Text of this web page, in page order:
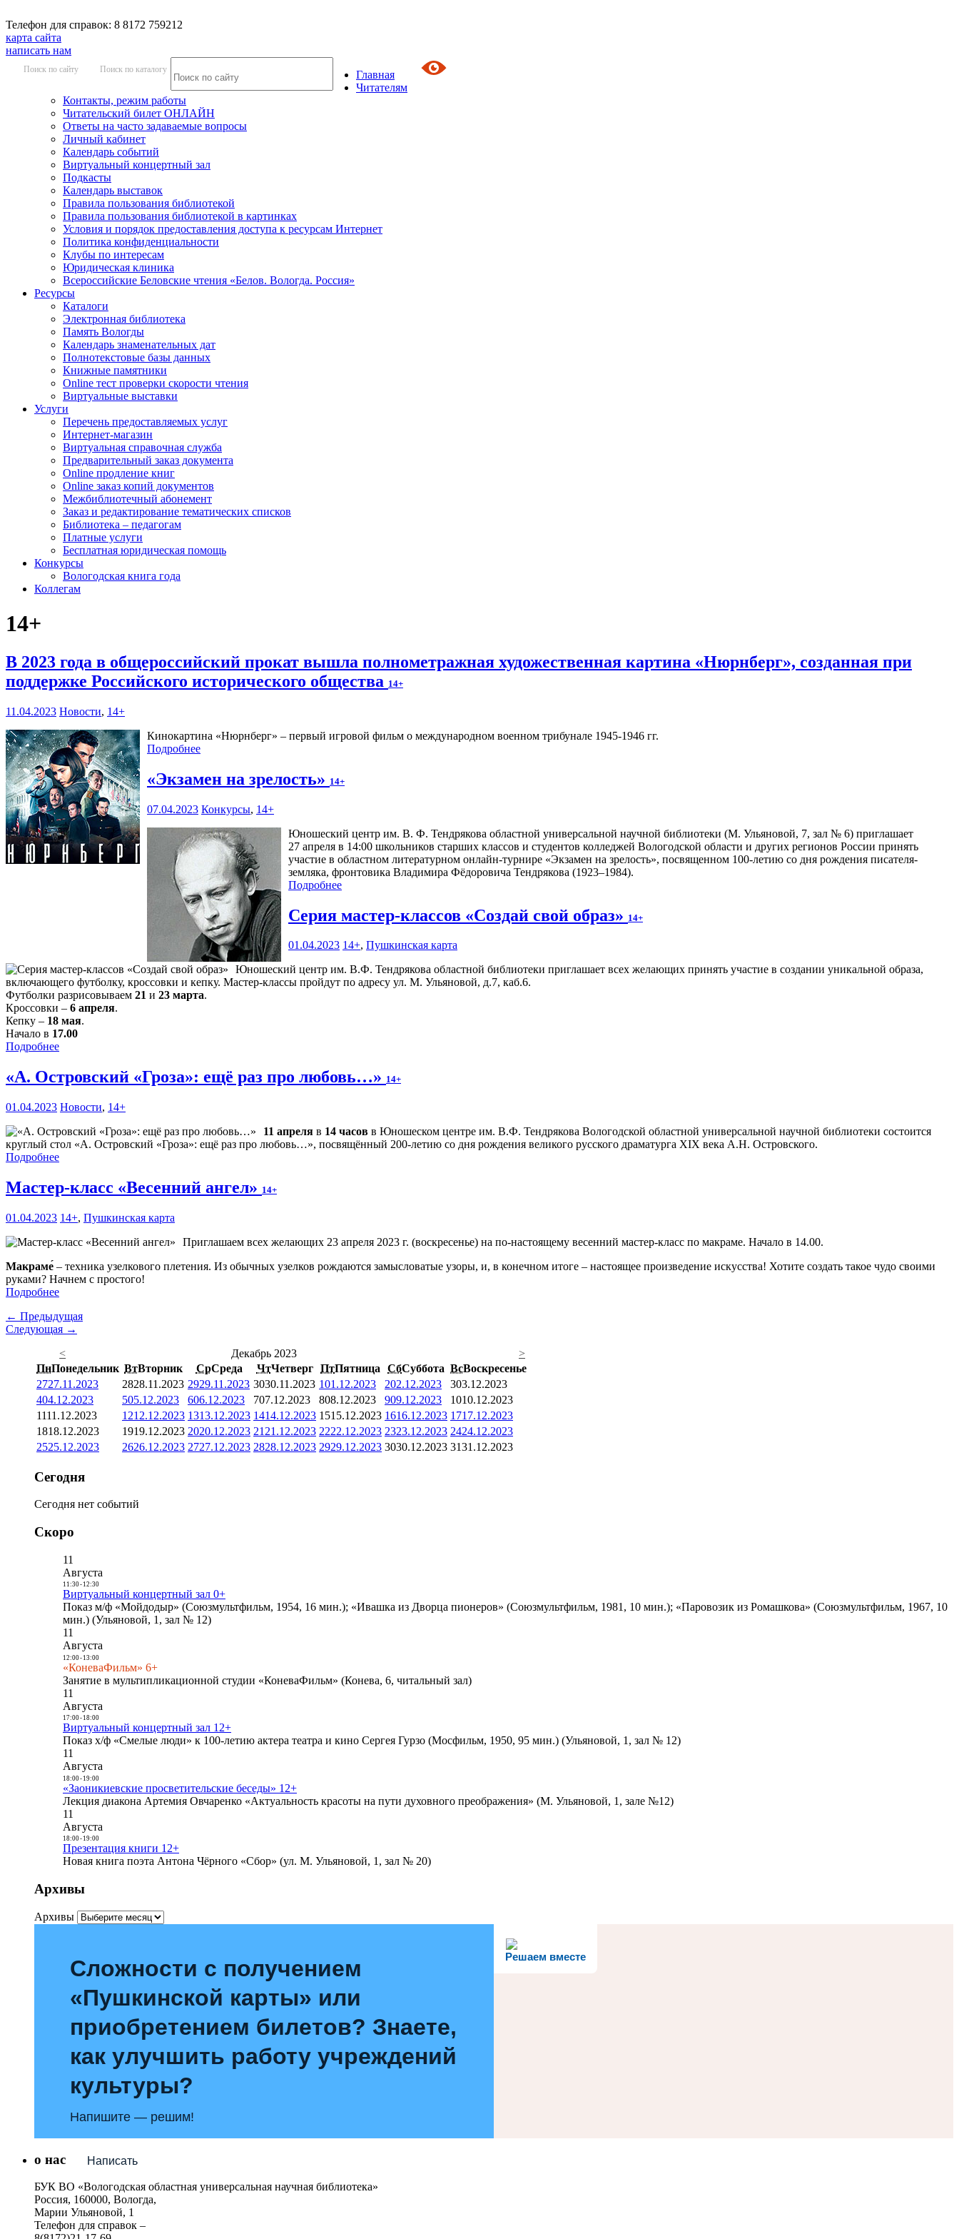
Телефон для справок: 8 8172 759212
карта сайта
написать нам
Поиск по сайту Поиск по каталогу
Главная
Читателям
Контакты, режим работы
Читательский билет ОНЛАЙН
Ответы на часто задаваемые вопросы
Личный кабинет
Календарь событий
Виртуальный концертный зал
Подкасты
Календарь выставок
Правила пользования библиотекой
Правила пользования библиотекой в картинках
Условия и порядок предоставления доступа к ресурсам Интернет
Политика конфиденциальности
Клубы по интересам
Юридическая клиника
Всероссийские Беловские чтения «Белов. Вологда. Россия»
Ресурсы
Каталоги
Электронная библиотека
Память Вологды
Календарь знаменательных дат
Полнотекстовые базы данных
Книжные памятники
Online тест проверки скорости чтения
Виртуальные выставки
Услуги
Перечень предоставляемых услуг
Интернет-магазин
Виртуальная справочная служба
Предварительный заказ документа
Online продление книг
Online заказ копий документов
Межбиблиотечный абонемент
Заказ и редактирование тематических списков
Библиотека – педагогам
Платные услуги
Бесплатная юридическая помощь
Конкурсы
Вологодская книга года
Коллегам
14+
В 2023 года в общероссийский прокат вышла полнометражная художественная картина «Нюрнберг», созданная при
поддержке Российского исторического общества 14+
11.04.2023 Новости, 14+
Кинокартина «Нюрнберг» – первый игровой фильм о международном военном трибунале 1945-1946 гг.
Подробнее
«Экзамен на зрелость» 14+
07.04.2023 Конкурсы, 14+
Юношеский центр им. В. Ф. Тендрякова областной универсальной научной библиотеки (М. Ульяновой, 7, зал № 6) приглашает
27 апреля в 14:00 школьников старших классов и студентов колледжей Вологодской области и других регионов России принять
участие в областном литературном онлайн-турнире «Экзамен на зрелость», посвященном 100-летию со дня рождения писателя-
земляка, фронтовика Владимира Фёдоровича Тендрякова (1923–1984).
Подробнее
Серия мастер-классов «Создай свой образ» 14+
01.04.2023 14+, Пушкинская карта
Юношеский центр им. В.Ф. Тендрякова областной библиотеки приглашает всех желающих принять участие в создании уникальной образа,
включающего футболку, кроссовки и кепку. Мастер-классы пройдут по адресу ул. М. Ульяновой, д.7, каб.6.
Футболки разрисовываем 21 и 23 марта.
Кроссовки – 6 апреля.
Кепку – 18 мая.
Начало в 17.00
Подробнее
«А. Островский «Гроза»: ещё раз про любовь…» 14+
01.04.2023 Новости, 14+
11 апреля в 14 часов в Юношеском центре им. В.Ф. Тендрякова Вологодской областной универсальной научной библиотеки состоится
круглый стол «А. Островский «Гроза»: ещё раз про любовь…», посвящённый 200-летию со дня рождения великого русского драматурга XIX века А.Н. Островского.
Подробнее
Мастер-класс «Весенний ангел» 14+
01.04.2023 14+, Пушкинская карта
Приглашаем всех желающих 23 апреля 2023 г. (воскресенье) на по-настоящему весенний мастер-класс по макраме. Начало в 14.00.
Макраме́ – техника узелкового плетения. Из обычных узелков рождаются замысловатые узоры, и, в конечном итоге – настоящее произведение искусства! Хотите создать такое чудо своими
руками? Начнем с простого!
Подробнее
← Предыдущая
Следующая →
<
Декабрь 2023
>
ПнПонедельник ВтВторник СрСреда ЧтЧетверг ПтПятница СбСуббота ВсВоскресенье
2727.11.2023 2828.11.2023 2929.11.2023 3030.11.2023 101.12.2023 202.12.2023 303.12.2023
404.12.2023 505.12.2023 606.12.2023 707.12.2023 808.12.2023 909.12.2023 1010.12.2023
1111.12.2023 1212.12.2023 1313.12.2023 1414.12.2023 1515.12.2023 1616.12.2023 1717.12.2023
1818.12.2023 1919.12.2023 2020.12.2023 21 21.12.2023 2222.12.2023 2323.12.2023 2424.12.2023
2525.12.2023 2626.12.2023 2727.12.2023 2828.12.2023 2929.12.2023 3030.12.2023 3131.12.2023
Сегодня
Сегодня нет событий
Скоро
11
Августа
11:30- 12:30
Виртуальный концертный зал 0+
Показ м/ф «Мойдодыр» (Союзмультфильм, 1954, 16 мин.); «Ивашка из Дворца пионеров» (Союзмультфильм, 1981, 10 мин.); «Паровозик из Ромашкова» (Союзмультфильм, 1967, 10
мин.) (Ульяновой, 1, зал № 12)
11
Августа
12:00- 13:00
«КоневаФильм» 6+
Занятие в мультипликационной студии «КоневаФильм» (Конева, 6, читальный зал)
11
Августа
17:00- 18:00
Виртуальный концертный зал 12+
Показ х/ф «Смелые люди» к 100-летию актера театра и кино Сергея Гурзо (Мосфильм, 1950, 95 мин.) (Ульяновой, 1, зал № 12)
11
Августа
18:00- 19:00
«Заоникиевские просветительские беседы» 12+
Лекция диакона Артемия Овчаренко «Актуальность красоты на пути духовного преображения» (М. Ульяновой, 1, зале №12)
11
Августа
18:00- 19:00
Презентация книги 12+
Новая книга поэта Антона Чёрного «Сбор» (ул. М. Ульяновой, 1, зал № 20)
Архивы
Архивы
Решаем вместе
Сложности с получением
«Пушкинской карты» или
приобретением билетов? Знаете,
как улучшить работу учреждений
культуры?
Напишите — решим!
Написать
о нас
БУК ВО «Вологодская областная универсальная научная библиотека»
Россия, 160000, Вологда,
Марии Ульяновой, 1
Телефон для справок –